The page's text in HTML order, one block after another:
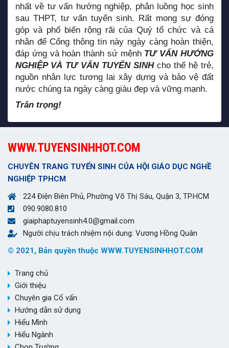
nhất về tư vấn hướng nghiệp, phân luồng học sinh
sau THPT, tư vấn tuyển sinh. Rất mong sự đóng
góp và phổ biến rộng rãi của Quý tổ chức và cá
nhân để Cổng thông tin này ngày càng hoàn thiện,
đáp ứng và hoàn thành sứ mệnh TƯ VẤN HƯỚNG
NGHIỆP VÀ TƯ VẤN TUYỂN SINHcho thế hệ trẻ,
nguồn nhân lực tương lai xây dựng và bảo vệ đất
nước chúng ta ngày càng giàu đẹp và vững mạnh.
Trân trọng!
WWW.TUYENSINHHOT.COM
CHUYÊN TRANG TUYỂN SINH CỦA HỘI GIÁO DỤC NGHỀ
NGHIỆP TPHCM
224 Điện Biên Phủ, Phường Võ Thị Sáu, Quận 3, TP.HCM
090.9080.810
giaiphaptuyensinh4.0@gmail.com
Người chịu trách nhiệm nội dung: Vương Hồng Quân
© 2021, Bản quyền thuộc WWW.TUYENSINHHOT.COM
Trang chủ
Giới thiệu
Chuyên gia Cố vấn
Hướng dẫn sử dụng
Hiểu Mình
Hiểu Ngành